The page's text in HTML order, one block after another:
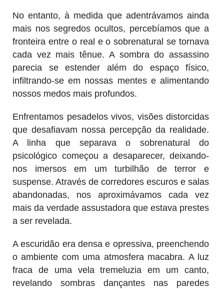
No entanto, à medida que adentrávamos ainda
mais nos segredos ocultos, percebíamos que a
fronteira entre o real e o sobrenatural se tornava
cada vez mais tênue. A sombra do assassino
parecia se estender além do espaço físico,
infiltrando-se em nossas mentes e alimentando
nossos medos mais profundos.
Enfrentamos pesadelos vivos, visões distorcidas
que desafiavam nossa percepção da realidade.
A linha que separava o sobrenatural do
psicológico começou a desaparecer, deixando-
nos imersos em um turbilhão de terror e
suspense. Através de corredores escuros e salas
abandonadas, nos aproximávamos cada vez
mais da verdade assustadora que estava prestes
a ser revelada.
A escuridão era densa e opressiva, preenchendo
o ambiente com uma atmosfera macabra. A luz
fraca de uma vela tremeluzia em um canto,
revelando sombras dançantes nas paredes